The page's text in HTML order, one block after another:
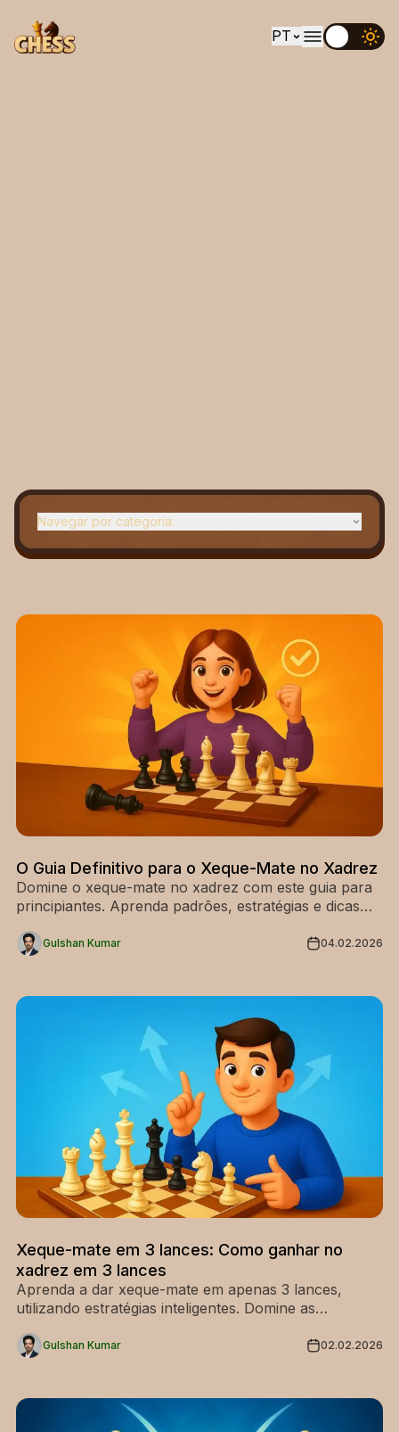
PT
O Guia Definitivo para o Xeque-Mate no Xadrez
Domine o xeque-mate no xadrez com este guia para
principiantes. Aprenda padrões, estratégias e dicas
Gulshan Kumar 04.02.2026
Xeque-mate em 3 lances: Como ganhar no
xadrez em 3 lances
Aprenda a dar xeque-mate em apenas 3 lances,
utilizando estratégias inteligentes. Domine as
para vencer rapidamente e melhorar o seu jogo.
Gulshan Kumar 02.02.2026
Navegar por categoria:
Dicas de grande mestre
Xeque-mate